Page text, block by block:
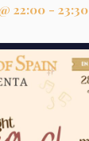
22:00- 23:30